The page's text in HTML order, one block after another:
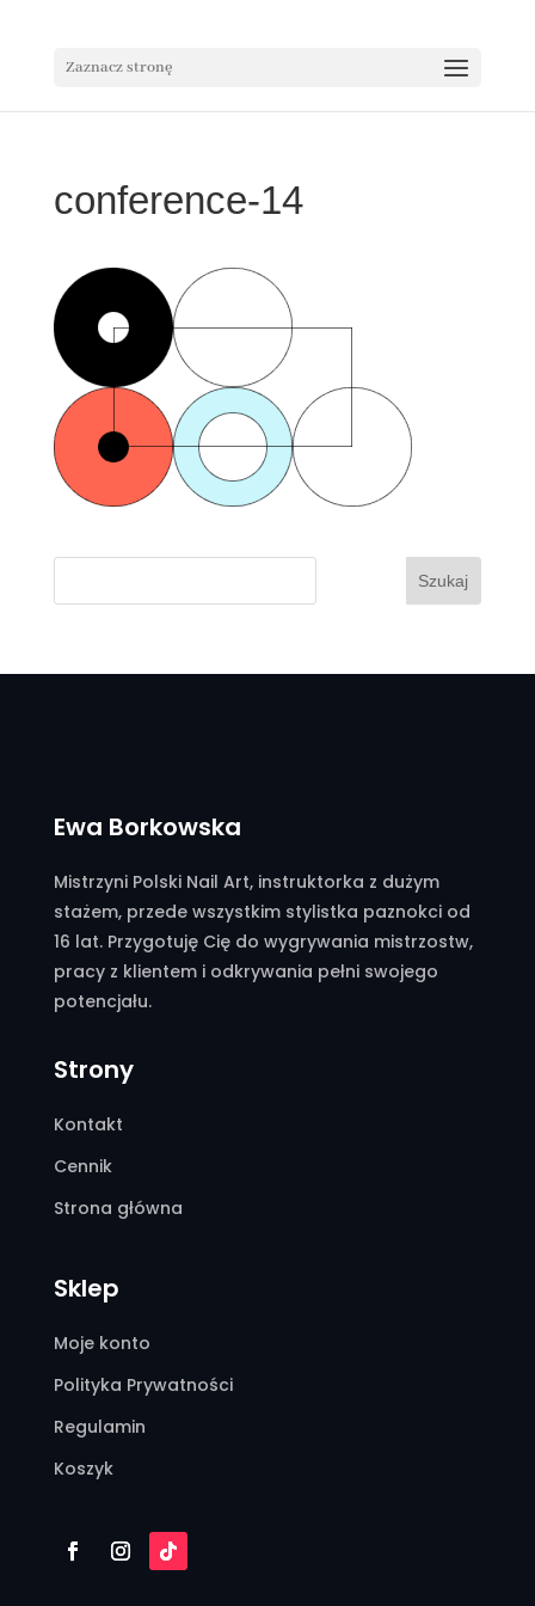
Zaznacz stronę
conference-14
Szukaj
Ewa Borkowska
Mistrzyni Polski Nail Art, instruktorka z dużym
stażem, przede wszystkim stylistka paznokci od
16 lat. Przygotuję Cię do wygrywania mistrzostw,
pracy z klientem i odkrywania pełni swojego
potencjału.
Strony
Kontakt
Cennik
Strona główna
Sklep
Moje konto
Polityka Prywatności
Regulamin
Koszyk